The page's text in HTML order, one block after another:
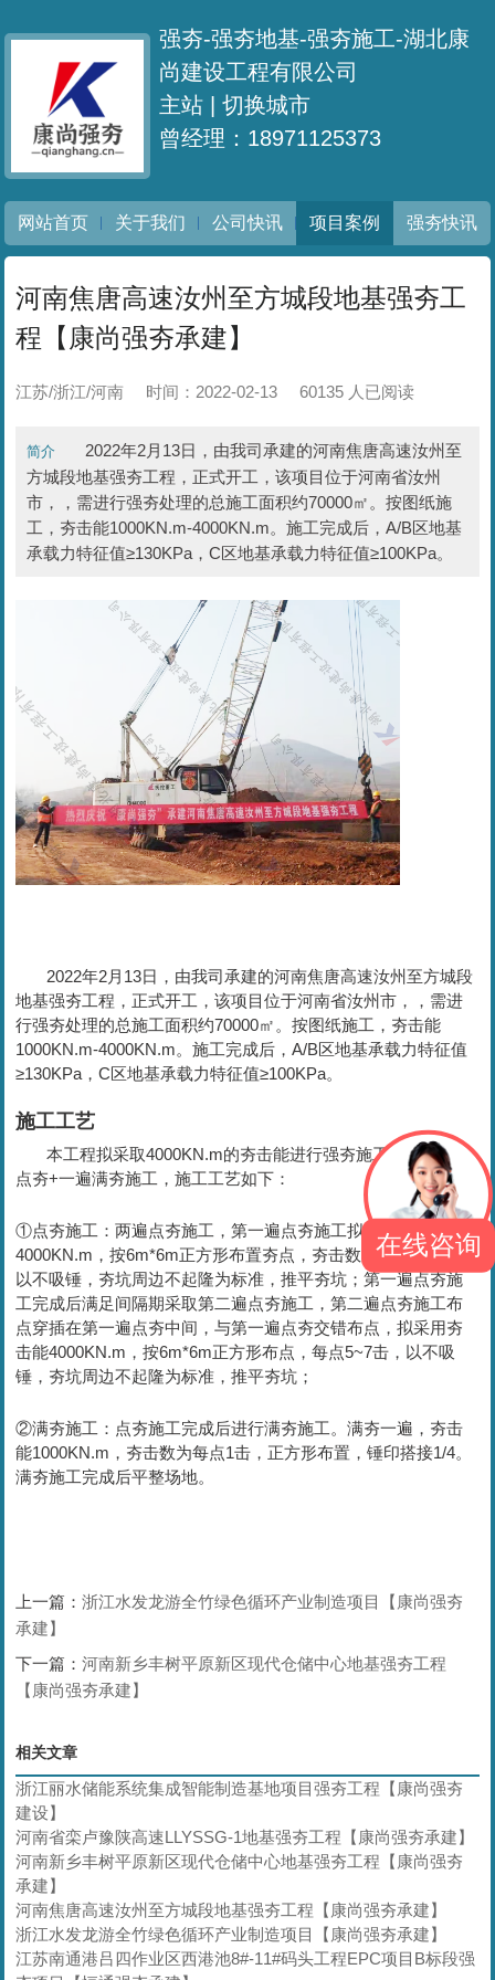
强夯-强夯地基-强夯施工-湖北康
尚建设工程有限公司
主站 |切换城市
曾经理：18971125373
网站首页 关于我们 公司快讯 项目案例 强夯快讯
河南焦唐高速汝州至方城段地基强夯工
程【康尚强夯承建】
江苏/浙江/河南 时间：2022-02-13 60135 人已阅读
简介
2022年2月13日，由我司承建的河南焦唐高速汝州至
方城段地基强夯工程，正式开工，该项目位于河南省汝州
市，，需进行强夯处理的总施工面积约70000㎡。按图纸施
工，夯击能1000KN.m-4000KN.m。施工完成后，A/B区地基
承载力特征值≥130KPa，C区地基承载力特征值≥100KPa。
2022年2月13日，由我司承建的河南焦唐高速汝州至方城段
地基强夯工程，正式开工，该项目位于河南省汝州市，， 需进
行强夯处理的总施工面积约70000㎡。按图纸施工，夯击能
1000KN.m-4000KN.m。施工完成后，A/B区地基承载力特征值
≥130KPa，C区地基承载力特征值≥100KPa。
施工工艺
本工程拟采取4000KN.m的夯击能进行强夯施工，采取两遍
点夯+一遍满夯施工，施工工艺如下：
①点夯施工：两遍点夯施工，第一遍点夯施工拟采用夯击能
4000KN.m，按6m*6m正方形布置夯点，夯击数为每点5~7击，
以不吸锤，夯坑周边不起隆为标准，推平夯坑；第一遍点夯施
工完成后满足间隔期采取第二遍点夯施工，第二遍点夯施工布
点穿插在第一遍点夯中间，与第一遍点夯交错布点，拟采用夯
击能4000KN.m，按6m*6m正方形布点，每点5~7击，以不吸
锤，夯坑周边不起隆为标准，推平夯坑；
②满夯施工：点夯施工完成后进行满夯施工。满夯一遍，夯击
能1000KN.m，夯击数为每点1击，正方形布置，锤印搭接1/4。
满夯施工完成后平整场地。
上一篇：浙江水发龙游全竹绿色循环产业制造项目【康尚强夯
承建】
下一篇：河南新乡丰树平原新区现代仓储中心地基强夯工程
【康尚强夯承建】
相关文章
浙江丽水储能系统集成智能制造基地项目强夯工程【康尚强夯
建设】
河南省栾卢豫陕高速LLYSSG-1地基强夯工程【康尚强夯承建】
河南新乡丰树平原新区现代仓储中心地基强夯工程【康尚强夯
承建】
河南焦唐高速汝州至方城段地基强夯工程【康尚强夯承建】
浙江水发龙游全竹绿色循环产业制造项目【康尚强夯承建】
江苏南通港吕四作业区西港池8#-11#码头工程EPC项目B标段强
在线咨询